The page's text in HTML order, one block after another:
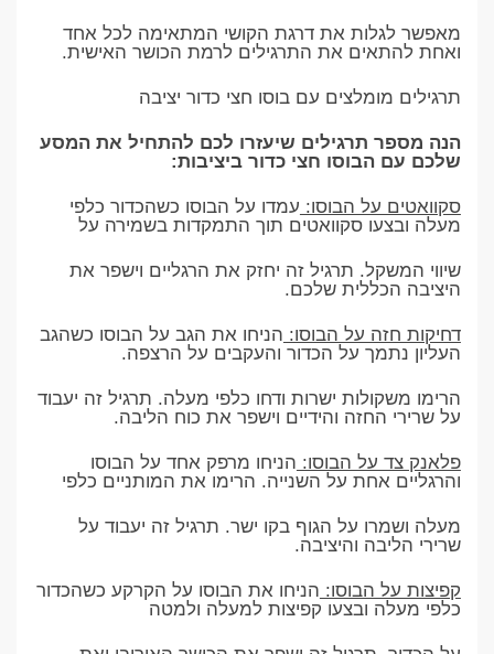
מאפשר לגלות את דרגת הקושי המתאימה לכל אחד
ואחת להתאים את התרגילים לרמת הכושר האישית.
תרגילים מומלצים עם בוסו חצי כדור יציבה
הנה מספר תרגילים שיעזרו לכם להתחיל את המסע
שלכם עם הבוסו חצי כדור ביציבות:
סקוואטים על הבוסו: עמדו על הבוסו כשהכדור כלפי
מעלה ובצעו סקוואטים תוך התמקדות בשמירה על
שיווי המשקל. תרגיל זה יחזק את הרגליים וישפר את
היציבה הכללית שלכם.
דחיקות חזה על הבוסו: הניחו את הגב על הבוסו כשהגב
העליון נתמך על הכדור והעקבים על הרצפה.
הרימו משקולות ישרות ודחו כלפי מעלה. תרגיל זה יעבוד
על שרירי החזה והידיים וישפר את כוח הליבה.
פלאנק צד על הבוסו: הניחו מרפק אחד על הבוסו
והרגליים אחת על השנייה. הרימו את המותניים כלפי
מעלה ושמרו על הגוף בקו ישר. תרגיל זה יעבוד על
שרירי הליבה והיציבה.
קפיצות על הבוסו: הניחו את הבוסו על הקרקע כשהכדור
כלפי מעלה ובצעו קפיצות למעלה ולמטה